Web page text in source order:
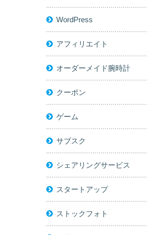
WordPress
アフィリエイト
オーダーメイド腕時計
クーポン
ゲーム
サブスク
シェアリングサービス
スタートアップ
ストックフォト